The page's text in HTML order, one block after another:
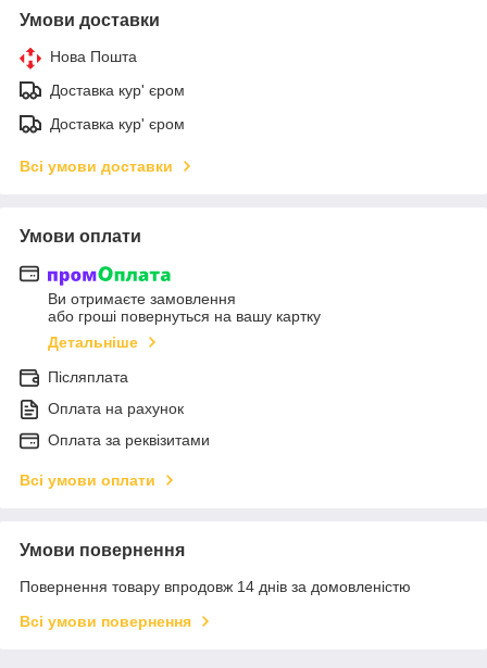
Умови доставки
Нова Пошта
Доставка кур' єром
Доставка кур' єром
Всі умови доставки
Умови оплати
Ви отримаєте замовлення
або гроші повернуться на вашу картку
Детальніше
Післяплата
Оплата на рахунок
Оплата за реквізитами
Всі умови оплати
Умови повернення
Повернення товару впродовж 14 днів за домовленістю
Всі умови повернення